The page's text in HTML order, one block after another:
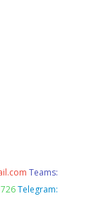
Teams:
Telegram: